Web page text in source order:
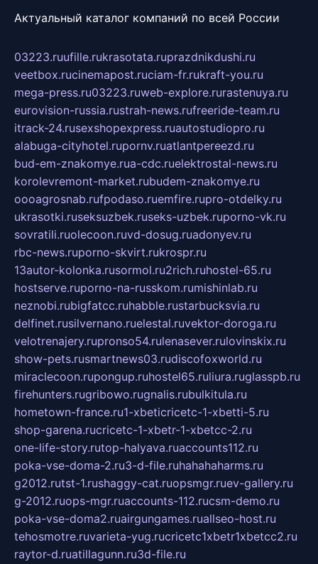
Актуальный каталог компаний по всей России
03223.ruufille.rukrasotata.ruprazdnikdushi.ru
veetbox.rucinemapost.ruciam-fr.rukraft-you.ru
mega-press.ru03223.ruweb-explore.rurastenuya.ru
eurovision-russia.rustrah-news.rufreeride-team.ru
itrack-24.rusexshopexpress.ruautostudiopro.ru
alabuga-cityhotel.rupornv.ruatlantpereezd.ru
bud-em-znakomye.rua-cdc.ruelektrostal-news.ru
korolevremont-market.rubudem-znakomye.ru
oooagrosnab.rufpodaso.ruemfire.rupro-otdelky.ru
ukrasotki.ruseksuzbek.ruseks-uzbek.ruporno-vk.ru
sovratili.ruolecoon.ruvd-dosug.ruadonyev.ru
rbc-news.ruporno-skvirt.rukrospr.ru
13autor-kolonka.rusormol.ru2rich.ruhostel-65.ru
hostserve.ruporno-na-russkom.rumishinlab.ru
neznobi.rubigfatcc.ruhabble.rustarbucksvia.ru
delfinet.rusilvernano.ruelestal.ruvektor-doroga.ru
velotrenajery.rupronso54.rulenasever.rulovinskix.ru
show-pets.rusmartnews03.rudiscofoxworld.ru
miraclecoon.rupongup.ruhostel65.ruliura.ruglasspb.ru
firehunters.rugribowo.rugnalis.rubulkitula.ru
hometown-france.ru1-xbeticricetc-1-xbetti-5.ru
shop-garena.rucricetc-1-xbetr-1-xbetcc-2.ru
one-life-story.rutop-halyava.ruaccounts112.ru
poka-vse-doma-2.ru3-d-file.ruhahahaharms.ru
g2012.rutst-1.rushaggy-cat.ruopsmgr.ruev-gallery.ru
g-2012.ruops-mgr.ruaccounts-112.rucsm-demo.ru
poka-vse-doma2.ruairgungames.ruallseo-host.ru
tehosmotre.ruvarieta-yug.rucricetc1xbetr1xbetcc2.ru
raytor-d.ruatillagunn.ru3d-file.ru